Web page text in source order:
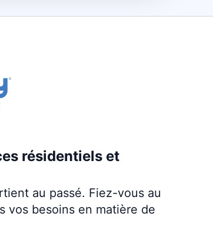
résidentiels et
au passé. Fiez-vous au
vos besoins en matière de